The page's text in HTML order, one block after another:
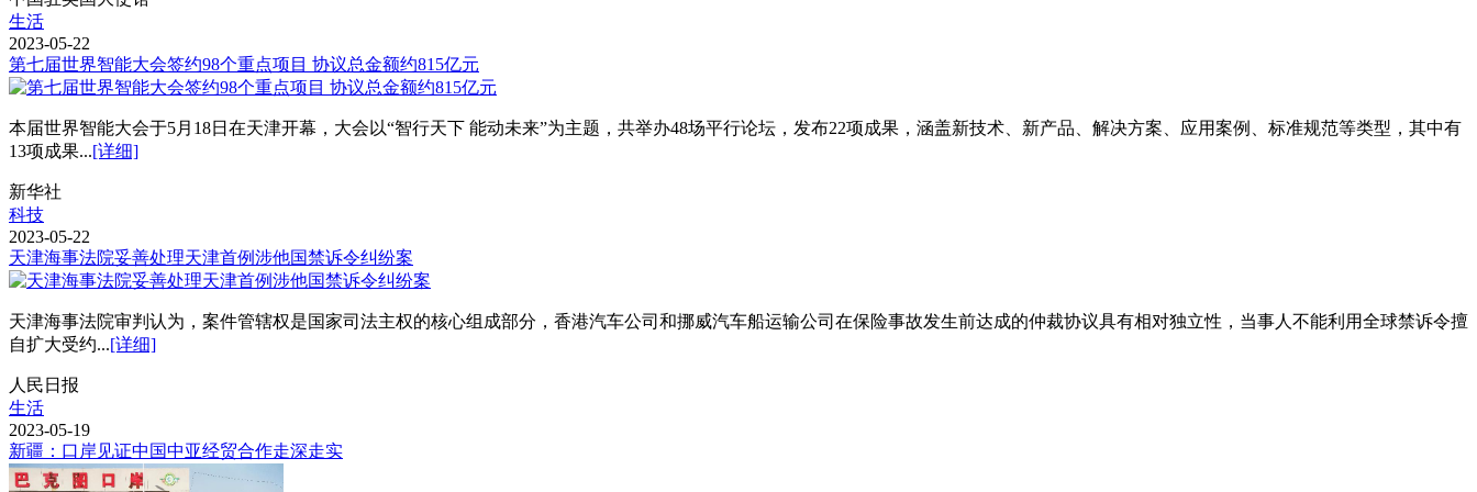
生活
2023-05-22
第七届世界智能大会签约98个重点项目 协议总金额约815亿元
本届世界智能大会于5月18日在天津开幕，大会以“智行天下 能动未来”为主题，共举办48场平行论坛，发布22项成果，涵盖新技术、新产品、解决方案、应用案例、标准规范等类型，其中有
13项成果...[详细]
新华社
科技
2023-05-22
天津海事法院妥善处理天津首例涉他国禁诉令纠纷案
天津海事法院审判认为，案件管辖权是国家司法主权的核心组成部分，香港汽车公司和挪威汽车船运输公司在保险事故发生前达成的仲裁协议具有相对独立性，当事人不能利用全球禁诉令擅
自扩大受约...[详细]
人民日报
生活
2023-05-19
新疆：口岸见证中国中亚经贸合作走深走实